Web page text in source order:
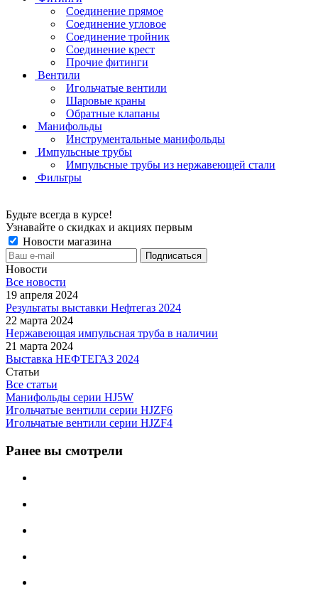
Соединение прямое
Соединение угловое
Соединение тройник
Соединение крест
Прочие фитинги
Вентили
Игольчатые вентили
Шаровые краны
Обратные клапаны
Манифольды
Инструментальные манифольды
Импульсные трубы
Импульсные трубы из нержавеющей стали
Фильтры
Будьте всегда в курсе!
Узнавайте о скидках и акциях первым
Новости магазина
Новости
Все новости
19 апреля 2024
Результаты выставки Нефтегаз 2024
22 марта 2024
Нержавеющая импульсная труба в наличии
21 марта 2024
Выставка НЕФТЕГАЗ 2024
Статьи
Все статьи
Манифольды серии HJ5W
Игольчатые вентили серии HJZF6
Игольчатые вентили серии HJZF4
Ранее вы смотрели